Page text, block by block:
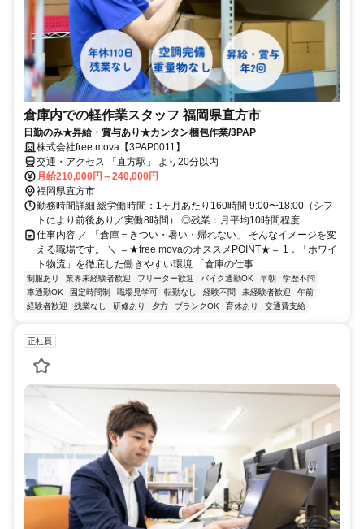
倉庫内での軽作業スタッフ 福岡県直方市
日勤のみ★昇給・賞与あり★カンタン梱包作業/3PAP
株式会社free mova【3PAP0011】
交通・アクセス 「直方駅」 より20分以内
月給210,000円～240,000円
福岡県直方市
勤務時間詳細 総労働時間：1ヶ月あたり160時間 9:00〜18:00（シフ
トにより前後あり／実働8時間） ◎残業：月平均10時間程度
仕事内容 ／ 「倉庫＝きつい・暑い・帰れない」 そんなイメージを変
える職場です。 ＼ ＝★free movaのオススメPOINT★＝ 1．「ホワイ
ト物流」を徹底した働きやすい環境 「倉庫の仕事...
制服あり 業界未経験者歓迎 フリーター歓迎 バイク通勤OK 早朝
学歴不問
車通勤OK
固定時間制 職場見学可 転勤なし 経験不問 未経験者歓迎
午前
経験者歓迎
残業なし 研修あり 夕方 ブランクOK 育休あり 交通費支給
正社員